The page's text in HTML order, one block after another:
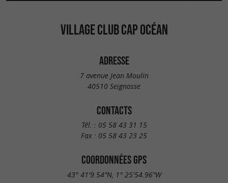
VILLAGE CLUB CAP OCÉAN
ADRESSE
7 avenue Jean Moulin
40510 Seignosse
CONTACTS
Tél. : 05 58 43 31 15
Fax : 05 58 43 23 25
COORDONNÉES GPS
43° 41'9.54"N, 1° 25'54.96"W